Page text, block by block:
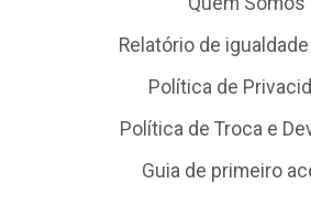
Relatório de igualdade
Política de
Política de Troca e
Guia de primeiro